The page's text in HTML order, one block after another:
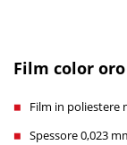
Film color
Film in poliestere
Spessore 0,023